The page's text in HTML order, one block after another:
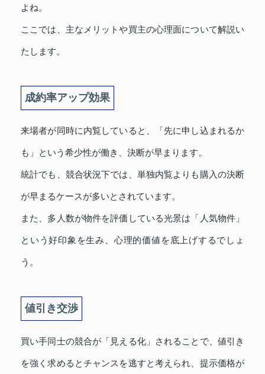
よね。
ここでは、主なメリットや買主の心理面について解説い
たします。
成約率アップ効果
来場者が同時に内覧していると、「先に申し込まれるか
も」という希少性が働き、決断が早まります。
統計でも、競合状況下では、単独内覧よりも購入の決断
が早まるケースが多いとされています。
また、多人数が物件を評価している光景は「人気物件」
という好印象を生み、心理的価値を底上げするでしょ
う。
値引き交渉
買い手同士の競合が「見える化」されることで、値引き
を強く求めるとチャンスを逃すと考えられ、提示価格が